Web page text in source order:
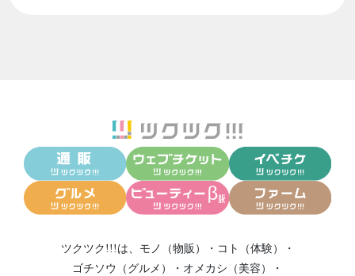
ツクツク!!!は、 モノ（物販） ・ コト（体験）
・
ゴチソウ（グルメ）
・ オメカシ（美容）
・